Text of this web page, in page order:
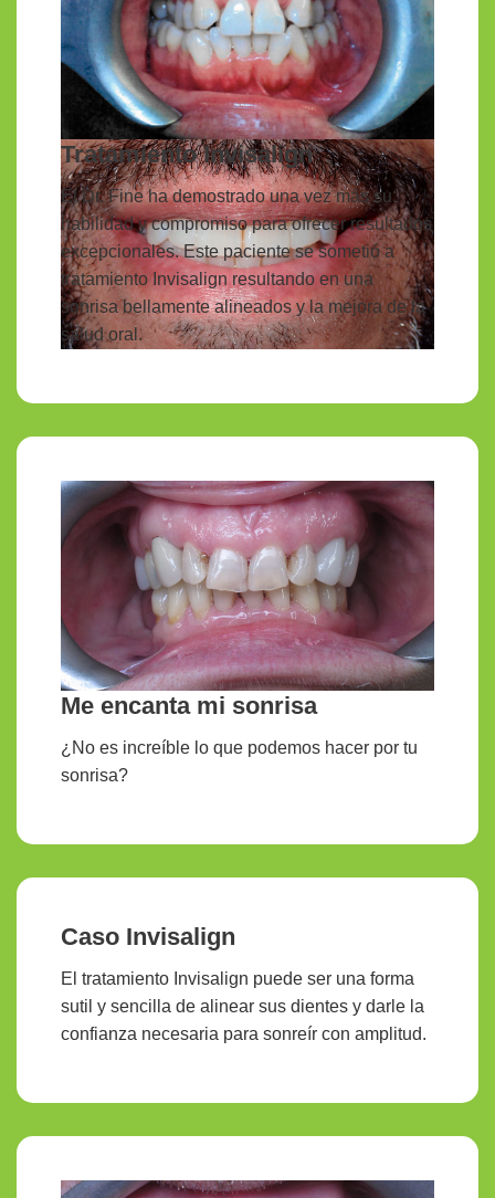
Tratamiento Invisalign
El Dr. Fine ha demostrado una vez más su
habilidad y compromiso para ofrecer resultados
excepcionales. Este paciente se sometió a
tratamiento Invisalign resultando en una
sonrisa bellamente alineados y la mejora de la
salud oral.
Me encanta mi sonrisa
¿No es increíble lo que podemos hacer por tu
sonrisa?
Caso Invisalign
El tratamiento Invisalign puede ser una forma
sutil y sencilla de alinear sus dientes y darle la
confianza necesaria para sonreír con amplitud.